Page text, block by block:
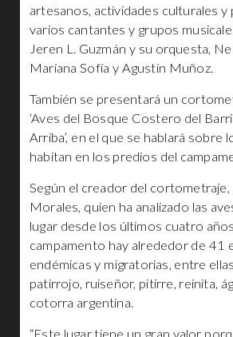
artesanos, actividades culturales y
varios cantantes y grupos
Jeren L. Guzmán y su orquesta,
Mariana Sofía y Agustín Muñoz.
También se presentará un
‘Aves del Bosque Costero del
Arriba’, en el que se hablará sobre
habitan en los predios del
Según el creador del cortometraje,
Morales, quien ha analizado las
lugar desde los últimos cuatro
campamento hay alrededor de 41
endémicas y migratorias, entre
patirrojo, ruiseñor, pitirre, reinita,
cotorra argentina.
“Este lugar tiene un gran valor